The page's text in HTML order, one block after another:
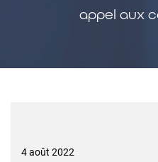
appel aux
4 août 2022